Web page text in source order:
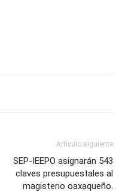
Artículo siguiente
SEP-IEEPO asignarán 543
claves presupuestales al
magisterio oaxaqueño.